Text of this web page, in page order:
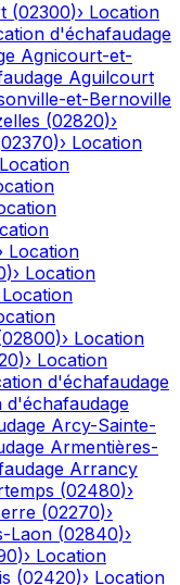
(02300)› Location
d'échafaudage
Agnicourt-et-
Aguilcourt
et-Bernoville
(02820)›
02370)› Location
Location
Location
)› Location
Location
02800)› Location
)› Location
d'échafaudage
d'échafaudage
Arcy-Sainte-
Armentières-
Arrancy
(02480)›
(02270)›
Laon (02840)›
)› Location
(02420)› Location